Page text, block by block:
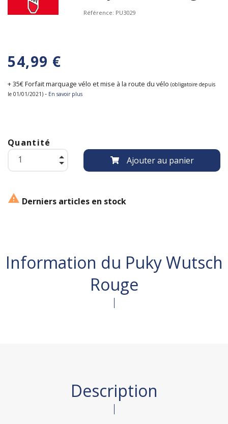
Référence: PU3029
54,99 €
+ 35€ Forfait marquage vélo et mise à la route du vélo (obligatoire depuis
le 01/01/2021) - En savoir plus
Quantité
Ajouter au panier
 Derniers articles en stock
Information du Puky Wutsch
Rouge
Description